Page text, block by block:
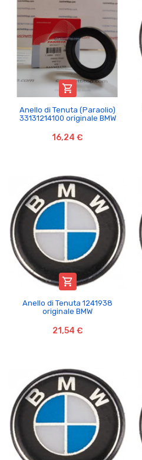

Anello di Tenuta (Paraolio)
33131214100 originale BMW
16,24 €

Anello di Tenuta 1241938
originale BMW
21,54 €